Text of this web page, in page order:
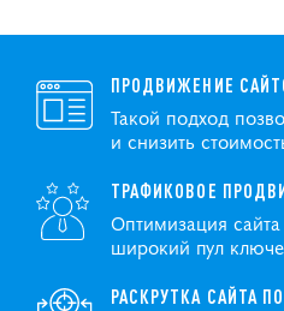
ПРОДВИЖЕНИЕ
Такой подход
и снизить
ТРАФИКОВОЕ
Оптимизация
широкий пул
РАСКРУТКА САЙТА